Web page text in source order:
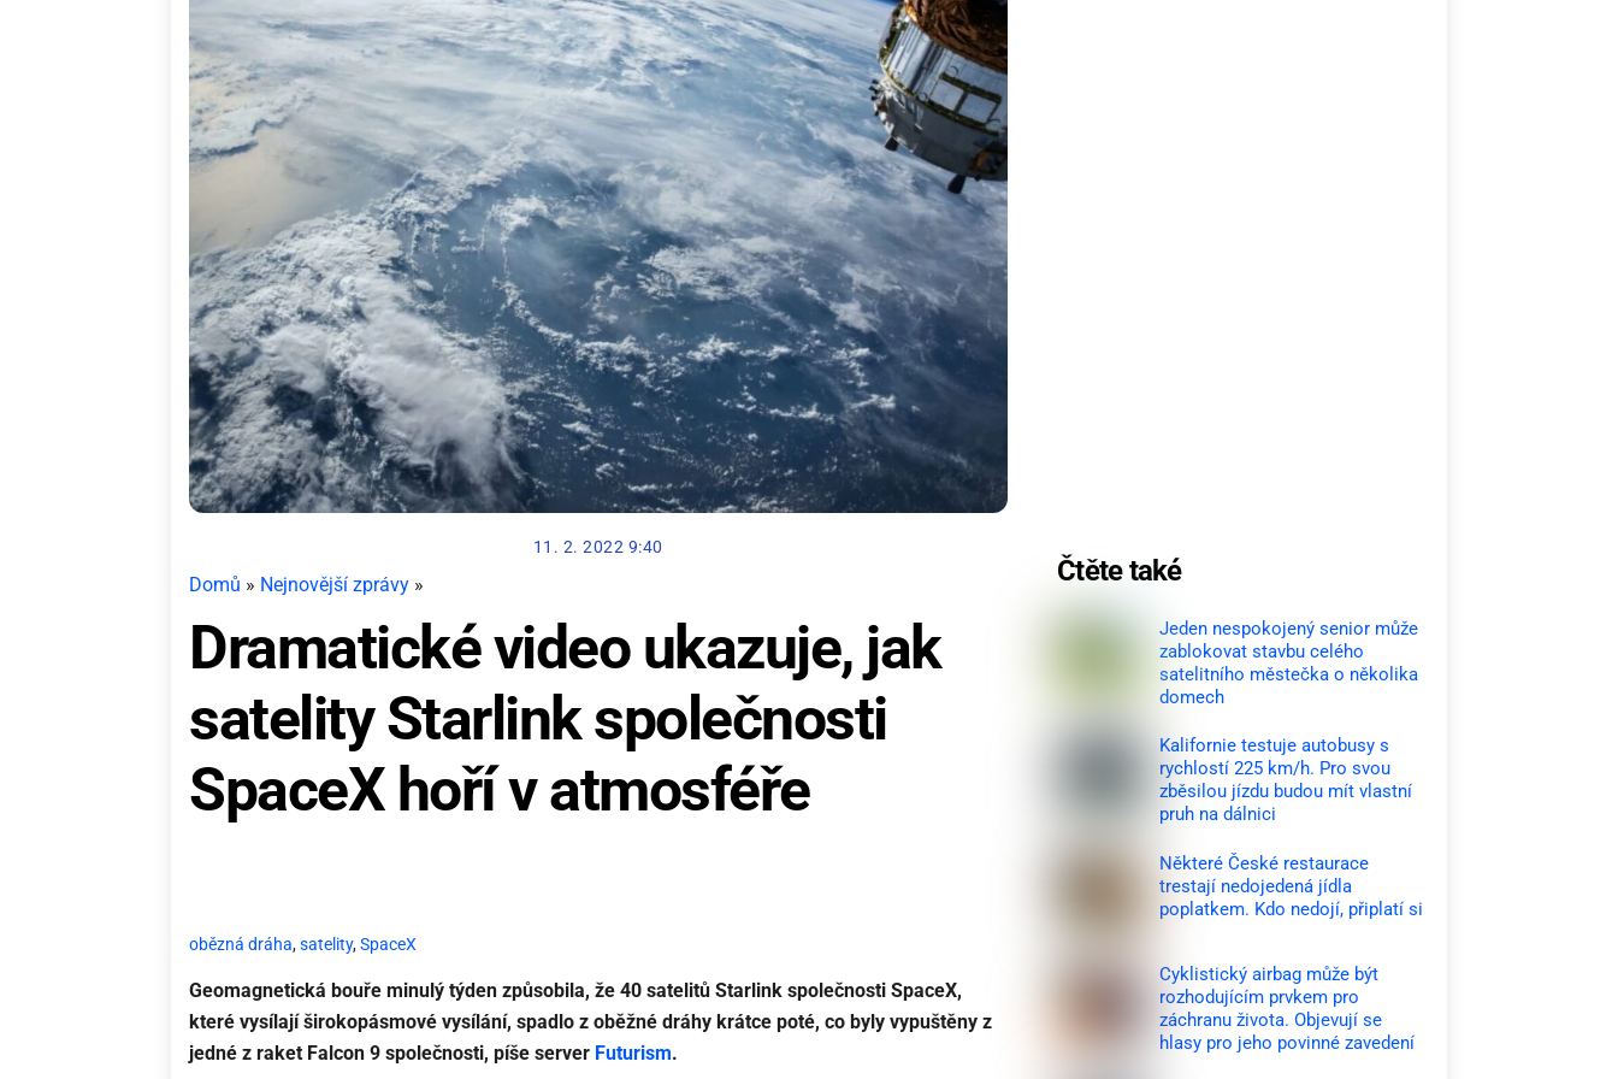
11. 2. 2022 9:40
Domů » Nejnovější zprávy »
Dramatické video ukazuje, jak
satelity Starlink společnosti
SpaceX hoří v atmosféře
obězná dráha,satelity,SpaceX
Geomagnetická bouře minulý týden způsobila, že 40 satelitů Starlink společnosti SpaceX,
které vysílají širokopásmové vysílání, spadlo z oběžné dráhy krátce poté, co byly vypuštěny z
jedné z raket Falcon 9 společnosti, píše server Futurism.
Čtěte také
Jeden nespokojený senior může
zablokovat stavbu celého
satelitního městečka o několika
domech
Kalifornie testuje autobusy s
rychlostí 225 km/h. Pro svou
zběsilou jízdu budou mít vlastní
pruh na dálnici
Některé České restaurace
trestají nedojedená jídla
poplatkem. Kdo nedojí, připlatí si
Cyklistický airbag může být
rozhodujícím prvkem pro
záchranu života. Objevují se
hlasy pro jeho povinné zavedení